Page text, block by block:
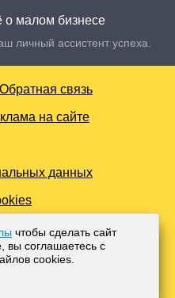
о малом бизнесе
личный ассистент успеха.
Обратная связь
на сайте
данных
Для лиц старше 18 лет.
и тиражирование в сети
без согласования с
законом.
чтобы сделать сайт
вы соглашаетесь с
cооkies.